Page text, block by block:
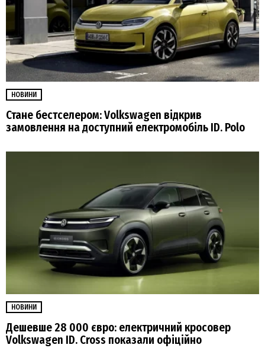
НОВИНИ
Стане бестселером: Volkswagen відкрив
замовлення на доступний електромобіль ID. Polo
НОВИНИ
Дешевше 28 000 євро: електричний кросовер
Volkswagen ID. Cross показали офіційно